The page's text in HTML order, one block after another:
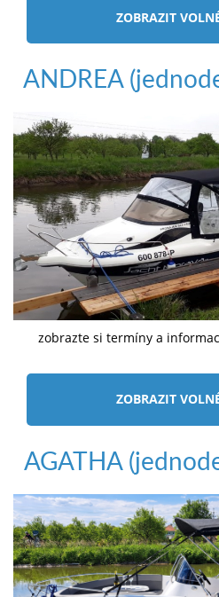
ZOBRAZIT
ANDREA
zobrazte si termíny a
ZOBRAZIT
AGATHA